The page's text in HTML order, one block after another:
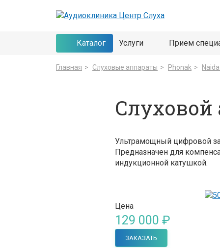
Каталог Услуги Прием
Главная > Cлуховые аппараты > Phonak > Naida L
Слуховой
Ультрамощный цифровой
Предназначен для
индукционной катушкой.
Цена
129 000 ₽
ЗАКАЗАТЬ